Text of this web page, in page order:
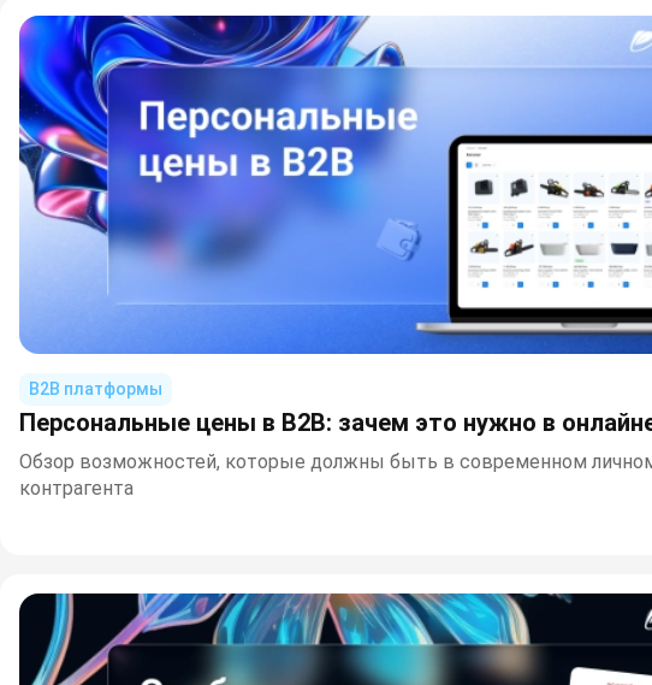
B2B платформы
Персональные цены в B2B: зачем это нужно в
Обзор возможностей, которые должны быть в современном
контрагента